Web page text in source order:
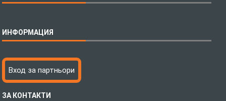
Бебешки спални комплекти
Тениски с пълноцветен печат
Хавлиени кърпи
Пончо за водни спортове
ИНФОРМАЦИЯ
Технология на печатане
Файлове за печат
Вход за партньори
ЗА КОНТАКТИ